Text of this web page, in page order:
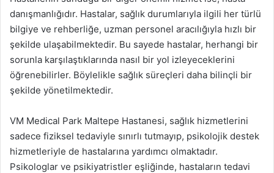
danışmanlığıdır. Hastalar, sağlık durumlarıyla ilgili her türlü
bilgiye ve rehberliğe, uzman personel aracılığıyla hızlı bir
şekilde ulaşabilmektedir. Bu sayede hastalar, herhangi bir
sorunla karşılaştıklarında nasıl bir yol izleyeceklerini
öğrenebilirler. Böylelikle sağlık süreçleri daha bilinçli bir
şekilde yönetilmektedir.
VM Medical Park Maltepe Hastanesi, sağlık hizmetlerini
sadece fiziksel tedaviyle sınırlı tutmayıp, psikolojik destek
hizmetleriyle de hastalarına yardımcı olmaktadır.
Psikologlar ve psikiyatristler eşliğinde, hastaların tedavi